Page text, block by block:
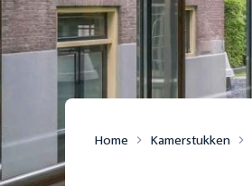
Home Kamerstukken